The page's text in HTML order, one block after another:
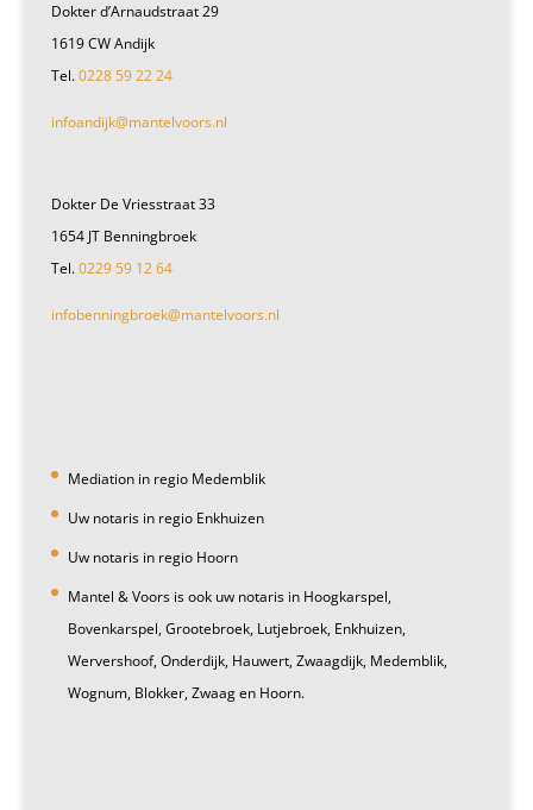
Dokter d’Arnaudstraat 29
1619 CW Andijk
Tel.0228 59 22 24
infoandijk@mantelvoors.nl
Dokter De Vriesstraat 33
1654 JT Benningbroek
Tel.0229 59 12 64
infobenningbroek@mantelvoors.nl
Mediation in regio Medemblik
Uw notaris in regio Enkhuizen
Uw notaris in regio Hoorn
Mantel & Voors is ook uw notaris in Hoogkarspel,
Bovenkarspel, Grootebroek, Lutjebroek, Enkhuizen,
Wervershoof, Onderdijk, Hauwert, Zwaagdijk, Medemblik,
Wognum, Blokker, Zwaag en Hoorn.